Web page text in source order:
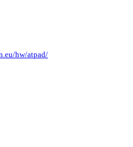
hw/atpad/